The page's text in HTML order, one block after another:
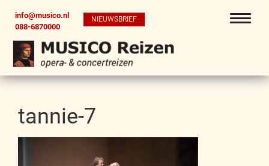
info@musico.nl
088-6870000
NIEUWSBRIEF
tannie-7